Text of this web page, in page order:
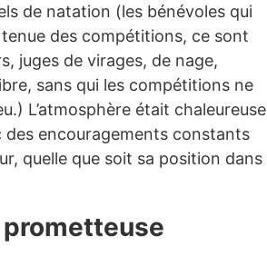
de natation (les bénévoles qui
des compétitions, ce sont
juges de virages, de nage,
sans qui les compétitions ne
L’atmosphère était chaleureuse
des encouragements constants
quelle que soit sa position dans